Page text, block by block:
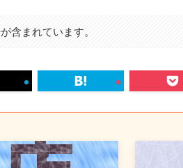
含まれています。